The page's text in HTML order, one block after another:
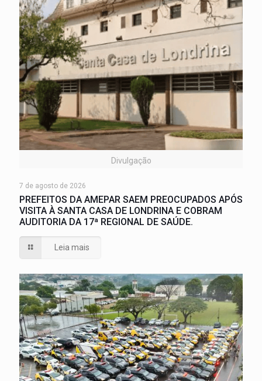
Divulgação
7 de agosto de 2026
PREFEITOS DA AMEPAR SAEM PREOCUPADOS APÓS
VISITA À SANTA CASA DE LONDRINA E COBRAM
AUDITORIA DA 17ª REGIONAL DE SAÚDE.
Leia mais